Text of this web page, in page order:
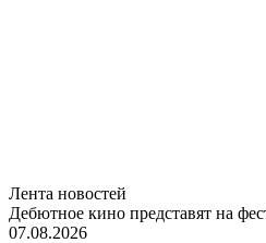
Лента новостей
Дебютное кино представят на
07.08.2026